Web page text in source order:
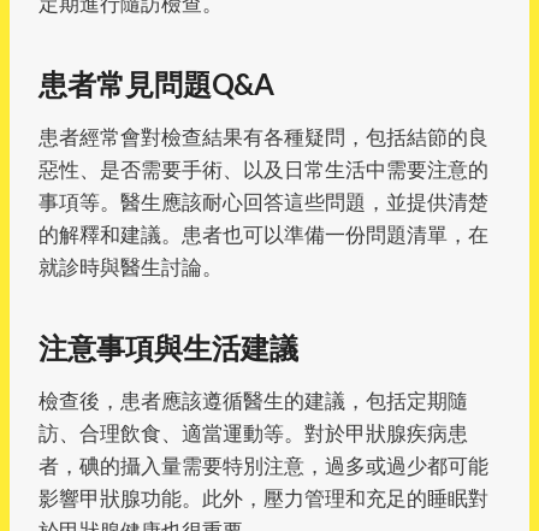
患者常見問題Q&A
患者經常會對檢查結果有各種疑問，包括結節的良
惡性、是否需要手術、以及日常生活中需要注意的
事項等。醫生應該耐心回答這些問題，並提供清楚
的解釋和建議。患者也可以準備一份問題清單，在
就診時與醫生討論。
注意事項與生活建議
檢查後，患者應該遵循醫生的建議，包括定期隨
訪、合理飲食、適當運動等。對於甲狀腺疾病患
者，碘的攝入量需要特別注意，過多或過少都可能
影響甲狀腺功能。此外，壓力管理和充足的睡眠對